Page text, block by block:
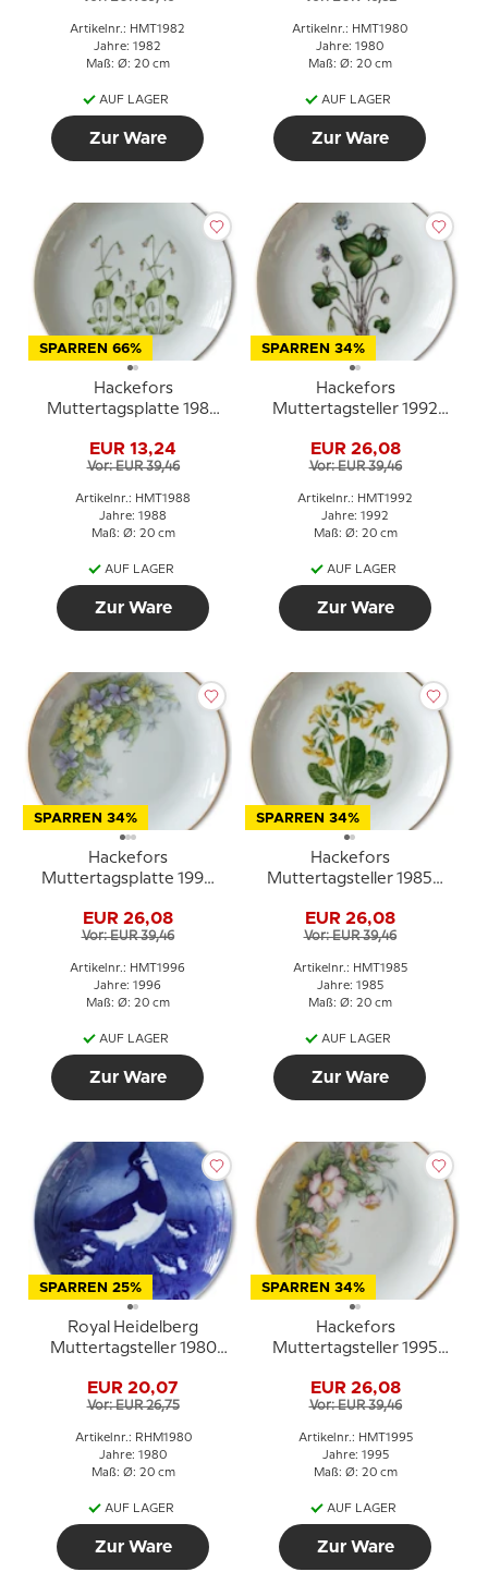
Artikelnr.: HMT1982
Jahre: 1982
Maß: Ø: 20 cm
AUF LAGER
Zur Ware
Artikelnr.: HMT1980
Jahre: 1980
Maß: Ø: 20 cm
AUF LAGER
Zur Ware
SPARREN 66%
Hackefors
Muttertagsplatte 1988
EUR 13,24
Vor: EUR 39,46
Artikelnr.: HMT1988
Jahre: 1988
Maß: Ø: 20 cm
AUF LAGER
Zur Ware
SPARREN 34%
Hackefors
Muttertagsteller 1992
Goldrand
EUR 26,08
Vor: EUR 39,46
Artikelnr.: HMT1992
Jahre: 1992
Maß: Ø: 20 cm
AUF LAGER
Zur Ware
SPARREN 34%
Hackefors
Muttertagsplatte 1996
Goldrand
EUR 26,08
Vor: EUR 39,46
Artikelnr.: HMT1996
Jahre: 1996
Maß: Ø: 20 cm
AUF LAGER
Zur Ware
SPARREN 34%
Hackefors
Muttertagsteller 1985
EUR 26,08
Vor: EUR 39,46
Artikelnr.: HMT1985
Jahre: 1985
Maß: Ø: 20 cm
AUF LAGER
Zur Ware
SPARREN 25%
Royal Heidelberg
Muttertagsteller 1980
EUR 20,07
Vor: EUR 26,75
Artikelnr.: RHM1980
Jahre: 1980
Maß: Ø: 20 cm
AUF LAGER
Zur Ware
SPARREN 34%
Hackefors
Muttertagsteller 1995
Goldrand
EUR 26,08
Vor: EUR 39,46
Artikelnr.: HMT1995
Jahre: 1995
Maß: Ø: 20 cm
AUF LAGER
Zur Ware